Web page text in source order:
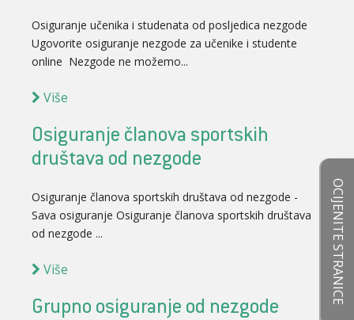
Osiguranje učenika i studenata od posljedica nezgode
Ugovorite osiguranje nezgode za učenike i studente
online Nezgode ne možemo...
Više
Osiguranje članova sportskih
društava od nezgode
Osiguranje članova sportskih društava od nezgode -
Sava osiguranje Osiguranje članova sportskih društava
od nezgode ...
Više
Grupno osiguranje od nezgode
OCIJENITE STRANICE